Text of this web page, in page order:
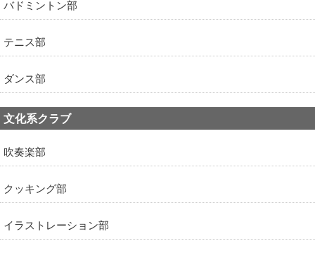
バドミントン部
テニス部
ダンス部
文化系クラブ
吹奏楽部
クッキング部
イラストレーション部